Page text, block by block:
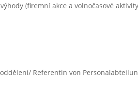
(firemní akce a volnočasové
Referentin von